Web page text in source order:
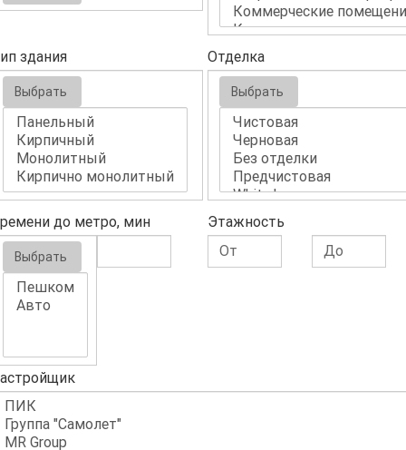
здания
Выбрать
Отделка
Выбрать
до метро, мин
Выбрать
Этажность